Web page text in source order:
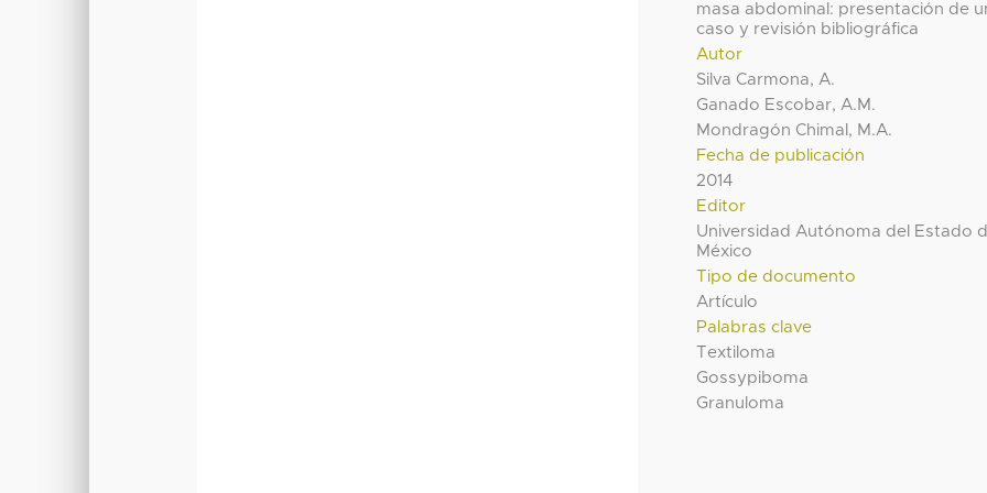
masa abdominal: presentación de
caso y revisión bibliográfica
Autor
Silva Carmona, A.
Ganado Escobar, A.M.
Mondragón Chimal, M.A.
Fecha de publicación
2014
Editor
Universidad Autónoma del Estado
México
Tipo de documento
Artículo
Palabras clave
Textiloma
Gossypiboma
Granuloma